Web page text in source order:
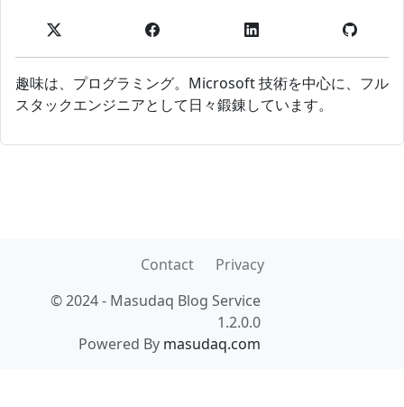
趣味は、プログラミング。Microsoft 技術を中心に、フル
スタックエンジニアとして日々鍛錬しています。
Contact
Privacy
© 2024 - Masudaq Blog Service
1.2.0.0
Powered By masudaq.com